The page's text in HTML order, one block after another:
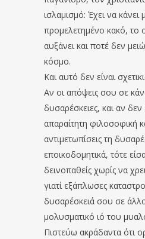
ισλαμισμό: Έχει να κάνει
προμελετημένο κακό, το
αυξάνει και ποτέ δεν
κόσμο.
Και αυτό δεν είναι
Αν οι απόψεις σου σε
δυσαρέσκειες, και αν δεν
απαραίτητη φιλοσοφική
αντιμετωπίσεις τη
εποικοδομητικά, τότε
δεινοπαθείς χωρίς να
γιατί εξάπλωσες
δυσαρέσκειά σου σε
μολυσματικό ιό του
Πιστεύω ακράδαντα ότι